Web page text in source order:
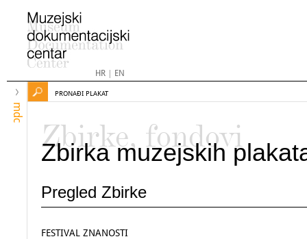
HR| EN
mdc
PRONAĐI PLAKAT
Zbirke, fondovi
Zbirka muzejskih
Pregled Zbirke
FESTIVAL ZNANOSTI